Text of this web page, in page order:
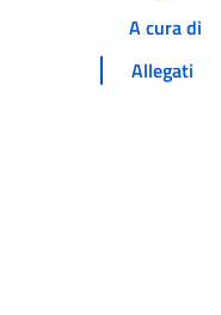
A cura di
Allegati